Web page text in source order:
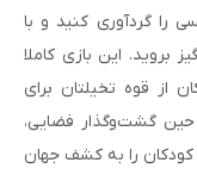
را گردآوری کنید و با
این بازی کاملا
از قوه‌ تخیلتان برای
گشت‌وگذار فضایی،
کودکان را به کشف جهان